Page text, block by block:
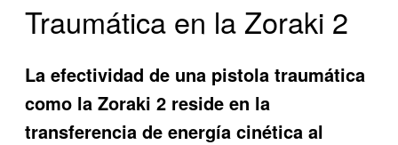
Traumática en la Zoraki 2
La efectividad de una pistola traumática
como la Zoraki 2 reside en la
transferencia de energía cinética al